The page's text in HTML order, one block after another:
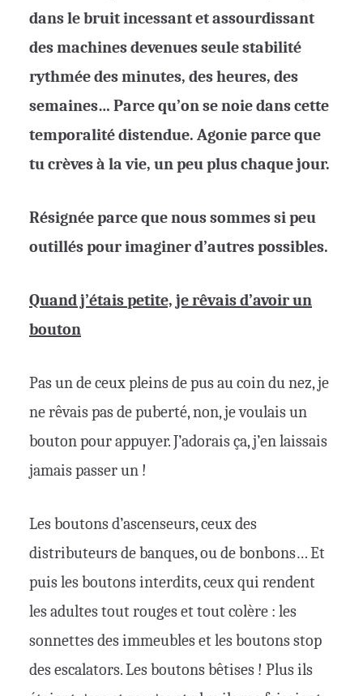
dans le bruit incessant et assourdissant
des machines devenues seule stabilité
rythmée des minutes, des heures, des
semaines… Parce qu’on se noie dans cette
temporalité distendue. Agonie parce que
tu crèves à la vie, un peu plus chaque jour.
Résignée parce que nous sommes si peu
outillés pour imaginer d’autres possibles.
Quand j’étais petite, je rêvais d’avoir un
bouton
Pas un de ceux pleins de pus au coin du nez, je
ne rêvais pas de puberté, non, je voulais un
bouton pour appuyer. J’adorais ça, j’en laissais
jamais passer un !
Les boutons d’ascenseurs, ceux des
distributeurs de banques, ou de bonbons… Et
puis les boutons interdits, ceux qui rendent
les adultes tout rouges et tout colère : les
sonnettes des immeubles et les boutons stop
des escalators. Les boutons bêtises ! Plus ils